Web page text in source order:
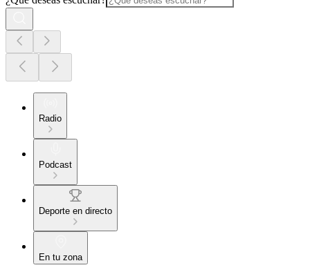
Radio
Podcast
Deporte en directo
En tu zona